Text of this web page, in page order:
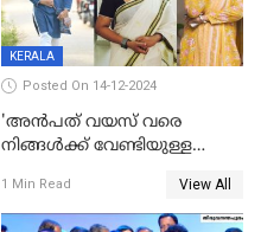
KERALA
Posted On 14-12-2024
'അന്‍പത് വയസ് വരെ
നിങ്ങള്‍ക്ക് വേണ്ടിയുള്ള
കൂട്ട് ആവശ്യമുണ്ട്; കല്യാണം
കഴിക്കാമെന്ന് തോന്നി
1 Min Read View All